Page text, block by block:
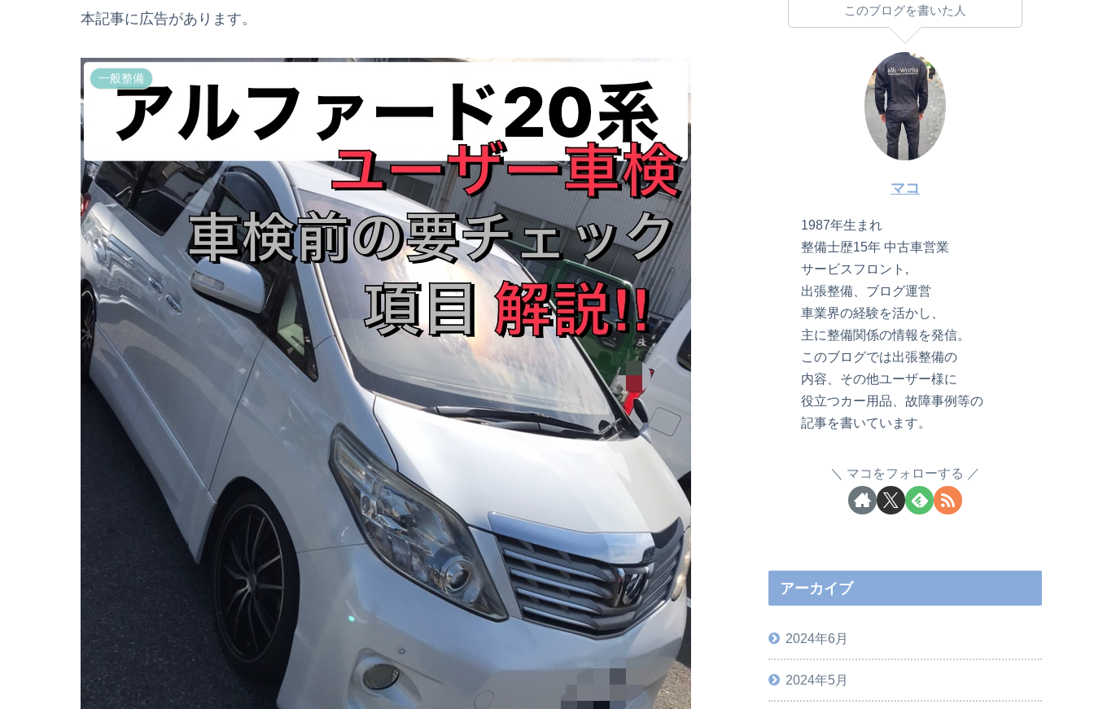
本記事に広告があります。
一般整備
このブログを書いた人
マコ
1987年生まれ
整備士歴15年 中古車営業
サービスフロント,
出張整備、ブログ運営
車業界の経験を活かし、
主に整備関係の情報を発信。
このブログでは出張整備の
内容、その他ユーザー様に
役立つカー用品、故障事例等の
記事を書いています。
マコをフォローする
アーカイブ
2024年6月
2024年5月